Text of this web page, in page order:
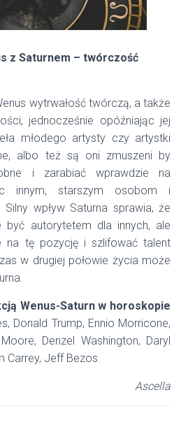
z Saturnem – twórczość
wytrwałość twórczą, a także
jednocześnie opóźniając jej
młodego artysty czy artystki
albo też są oni zmuszeni by
i zarabiać wprawdzie na
innym, starszym osobom i
wpływ Saturna sprawia, że
być autorytetem dla innych, ale
na tę pozycję i szlifować talent
w drugiej połowie życia może
Wenus-Saturn w horoskopie
Donald Trump, Ennio Morricone,
Denzel Washington, Daryl
Carrey, Jeff Bezos.
Ascella